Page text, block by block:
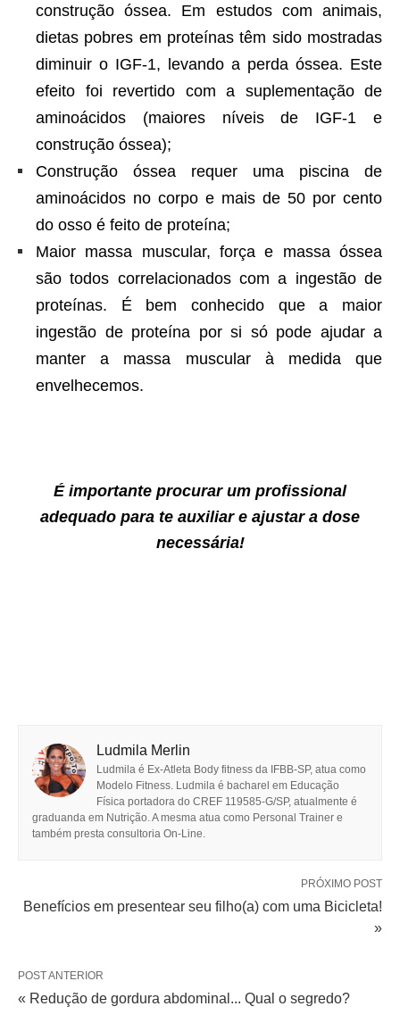
construção óssea. Em estudos com animais,
dietas pobres em proteínas têm sido mostradas
diminuir o IGF-1, levando a perda óssea. Este
efeito foi revertido com a suplementação de
aminoácidos (maiores níveis de IGF-1 e
construção óssea);
Construção óssea requer uma piscina de
aminoácidos no corpo e mais de 50 por cento
do osso é feito de proteína;
Maior massa muscular, força e massa óssea
são todos correlacionados com a ingestão de
proteínas. É bem conhecido que a maior
ingestão de proteína por si só pode ajudar a
manter a massa muscular à medida que
envelhecemos.
É importante procurar um profissional
adequado para te auxiliar e ajustar a dose
necessária!
Ludmila Merlin
Ludmila é Ex-Atleta Body fitness da IFBB-SP, atua como
Modelo Fitness. Ludmila é bacharel em Educação
Física portadora do CREF 119585-G/SP, atualmente é
graduanda em Nutrição. A mesma atua como Personal Trainer e
também presta consultoria On-Line.
PRÓXIMO POST
Benefícios em presentear seu filho(a) com uma Bicicleta!
»
POST ANTERIOR
« Redução de gordura abdominal... Qual o segredo?